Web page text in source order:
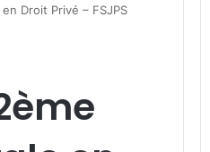
Droit Privé – FSJPS